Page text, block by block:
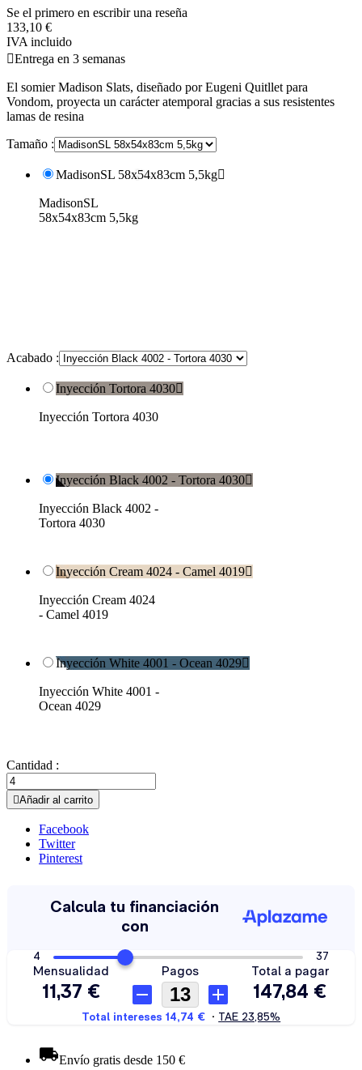
Se el primero en escribir una reseña
133,10 €
IVA incluido
Entrega en 3 semanas
El somier Madison Slats, diseñado por Eugeni Quitllet para
Vondom, proyecta un carácter atemporal gracias a sus resistentes
lamas de resina
Tamaño :
MadisonSL 58x54x83cm 5,5kg
MadisonSL
58x54x83cm 5,5kg
Acabado :
Inyección Tortora 4030
Inyección Tortora 4030
Inyección Black 4002 - Tortora 4030
Inyección Black 4002 -
Tortora 4030
Inyección Cream 4024 - Camel 4019
Inyección Cream 4024
- Camel 4019
Inyección White 4001 - Ocean 4029
Inyección White 4001 -
Ocean 4029
Cantidad :
Añadir al carrito
Facebook
Twitter
Pinterest
Envío gratis desde 150 €